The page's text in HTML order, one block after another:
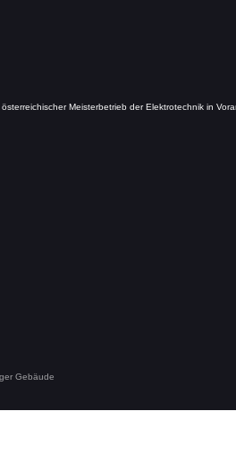
Meisterbetrieb der Elektrotechnik in